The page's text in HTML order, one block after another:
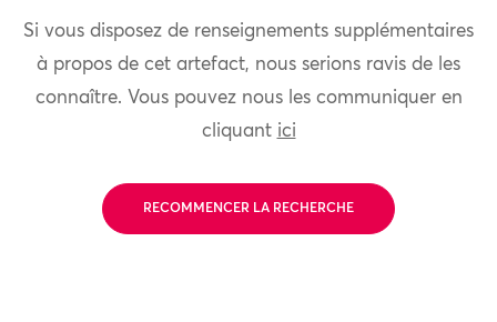
Si vous disposez de renseignements supplémentaires
à propos de cet artefact, nous serions ravis de les
connaître. Vous pouvez nous les communiquer en
cliquant ici
RECOMMENCER LA RECHERCHE